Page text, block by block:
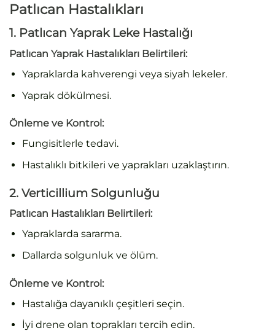
Patlıcan Hastalıkları
1. Patlıcan Yaprak Leke Hastalığı
Patlıcan Yaprak Hastalıkları Belirtileri:
Yapraklarda kahverengi veya siyah lekeler.
Yaprak dökülmesi.
Önleme ve Kontrol :
Fungisitlerle tedavi.
Hastalıklı bitkileri ve yaprakları uzaklaştırın.
2. Verticillium Solgunluğu
Patlıcan Hastalıkları Belirtileri:
Yapraklarda sararma.
Dallarda solgunluk ve ölüm.
Önleme ve Kontrol:
Hastalığa dayanıklı çeşitleri seçin.
İyi drene olan toprakları tercih edin.